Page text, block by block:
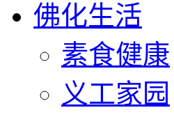
佛化生活
素食健康
义工家园